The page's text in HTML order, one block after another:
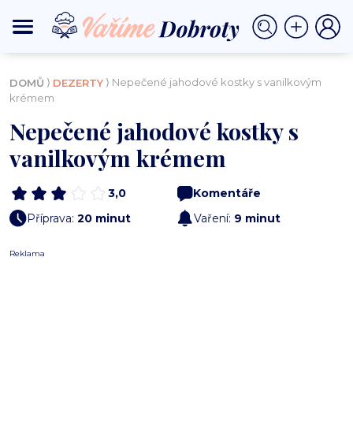
DOMŮ ⟩ DEZERTY ⟩ Nepečené jahodové kostky s vanilkovým
krémem
Nepečené jahodové kostky s
vanilkovým krémem
3,0
Komentáře
Příprava: 20 minut Vaření: 9 minut
Reklama